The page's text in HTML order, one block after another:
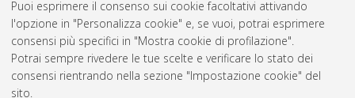
Puoi esprimere il consenso sui cookie facoltativi attivando
l'opzione in "Personalizza cookie" e, se vuoi, potrai esprimere
consensi più specifici in "Mostra cookie di profilazione".
Potrai sempre rivedere le tue scelte e verificare lo stato dei
consensi rientrando nella sezione "Impostazione cookie" del
sito.
Atom
Rss 1.0
Rss 2.0